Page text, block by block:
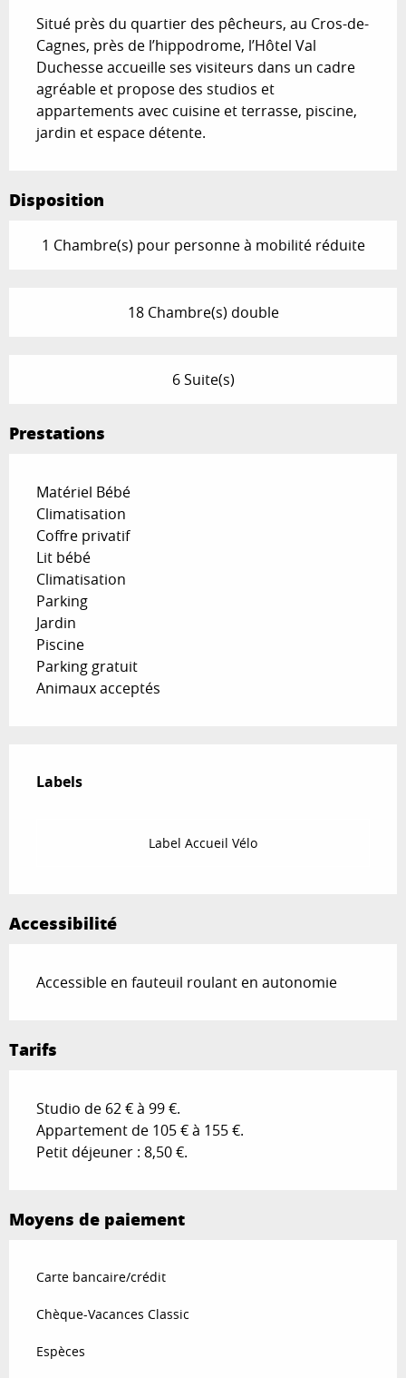
Situé près du quartier des pêcheurs, au Cros-de-
Cagnes, près de l’hippodrome, l’Hôtel Val
Duchesse accueille ses visiteurs dans un cadre
agréable et propose des studios et
appartements avec cuisine et terrasse, piscine,
jardin et espace détente.
Disposition
1 Chambre(s) pour personne à mobilité réduite
18 Chambre(s) double
6 Suite(s)
Prestations
Matériel Bébé
Climatisation
Coffre privatif
Lit bébé
Climatisation
Parking
Jardin
Piscine
Parking gratuit
Animaux acceptés
Labels
Labels
Label Accueil Vélo
Accessibilité
Accessible en fauteuil roulant en autonomie
Tarifs
Studio de 62 € à 99 €.
Appartement de 105 € à 155 €.
Petit déjeuner : 8,50 €.
Moyens de paiement
Carte bancaire/crédit
Chèque-Vacances Classic
Espèces